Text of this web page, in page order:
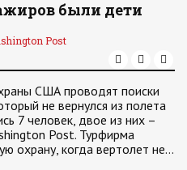
были дети
Post
США проводят поиски
не вернулся из полета
7 человек, двое из них –
Post. Турфирма
охрану, когда вертолет не…